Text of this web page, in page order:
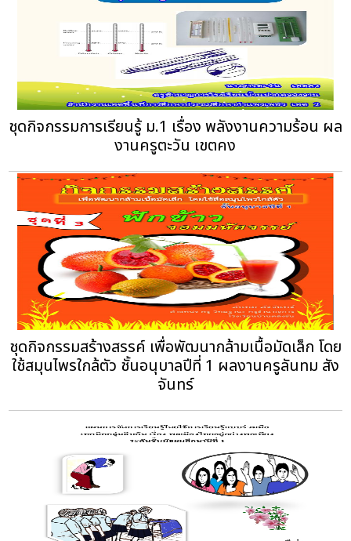
ชุดกิจกรรมการเรียนรู้ ม.1 เรื่อง พลังงานความร้อน ผล
งานครูตะวัน เขตคง
ชุดกิจกรรมสร้างสรรค์ เพื่อพัฒนากล้ามเนื้อมัดเล็ก โดย
ใช้สมุนไพรใกล้ตัว ชั้นอนุบาลปีที่ 1 ผลงานครูลันทม สัง
จันทร์